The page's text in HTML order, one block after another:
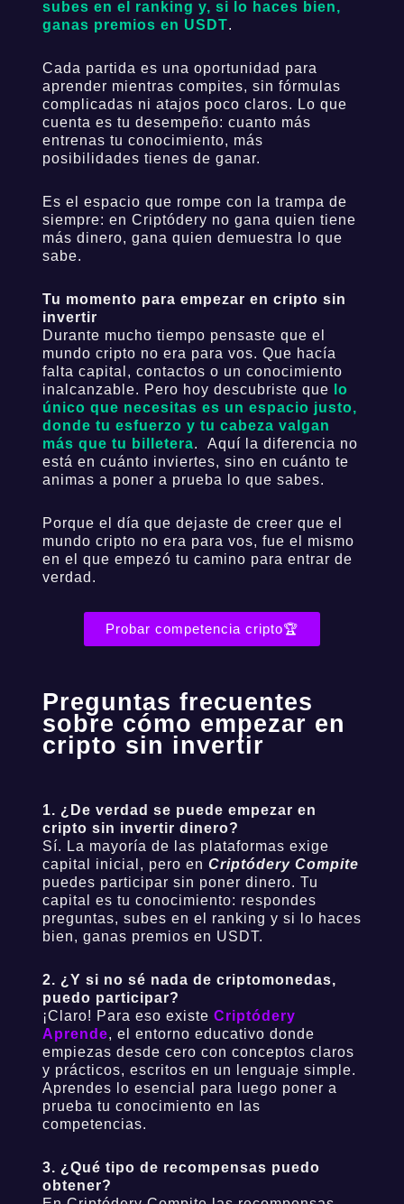
subes en el ranking y, si lo haces bien,
ganas premios en USDT.
Cada partida es una oportunidad para
aprender mientras compites, sin fórmulas
complicadas ni atajos poco claros. Lo que
cuenta es tu desempeño: cuanto más
entrenas tu conocimiento, más
posibilidades tienes de ganar.
Es el espacio que rompe con la trampa de
siempre: en Criptódery no gana quien tiene
más dinero, gana quien demuestra lo que
sabe.
Tu momento para empezar en cripto sin
invertir
Durante mucho tiempo pensaste que el
mundo cripto no era para vos. Que hacía
falta capital, contactos o un conocimiento
inalcanzable. Pero hoy descubriste que
lo
único que necesitas es un espacio justo,
donde tu esfuerzo y tu cabeza valgan
más que tu billetera.
Aquí la diferencia no
está en cuánto inviertes, sino en cuánto te
animas a poner a prueba lo que sabes.
Porque el día que dejaste de creer que el
mundo cripto no era para vos, fue el mismo
en el que empezó tu camino para entrar de
verdad.
Probar competencia cripto🏆
Preguntas frecuentes
sobre cómo empezar en
cripto sin invertir
1. ¿De verdad se puede empezar en
cripto sin invertir dinero?
Sí. La mayoría de las plataformas exige
capital inicial, pero en Criptódery Compite
puedes participar sin poner dinero. Tu
capital es tu conocimiento: respondes
preguntas, subes en el ranking y si lo haces
bien, ganas premios en USDT.
2. ¿Y si no sé nada de criptomonedas,
puedo participar?
¡Claro! Para eso existe Criptódery
Aprende, el entorno educativo donde
empiezas desde cero con conceptos claros
y prácticos, escritos en un lenguaje simple.
Aprendes lo esencial para luego poner a
prueba tu conocimiento en las
competencias.
3. ¿Qué tipo de recompensas puedo
obtener?